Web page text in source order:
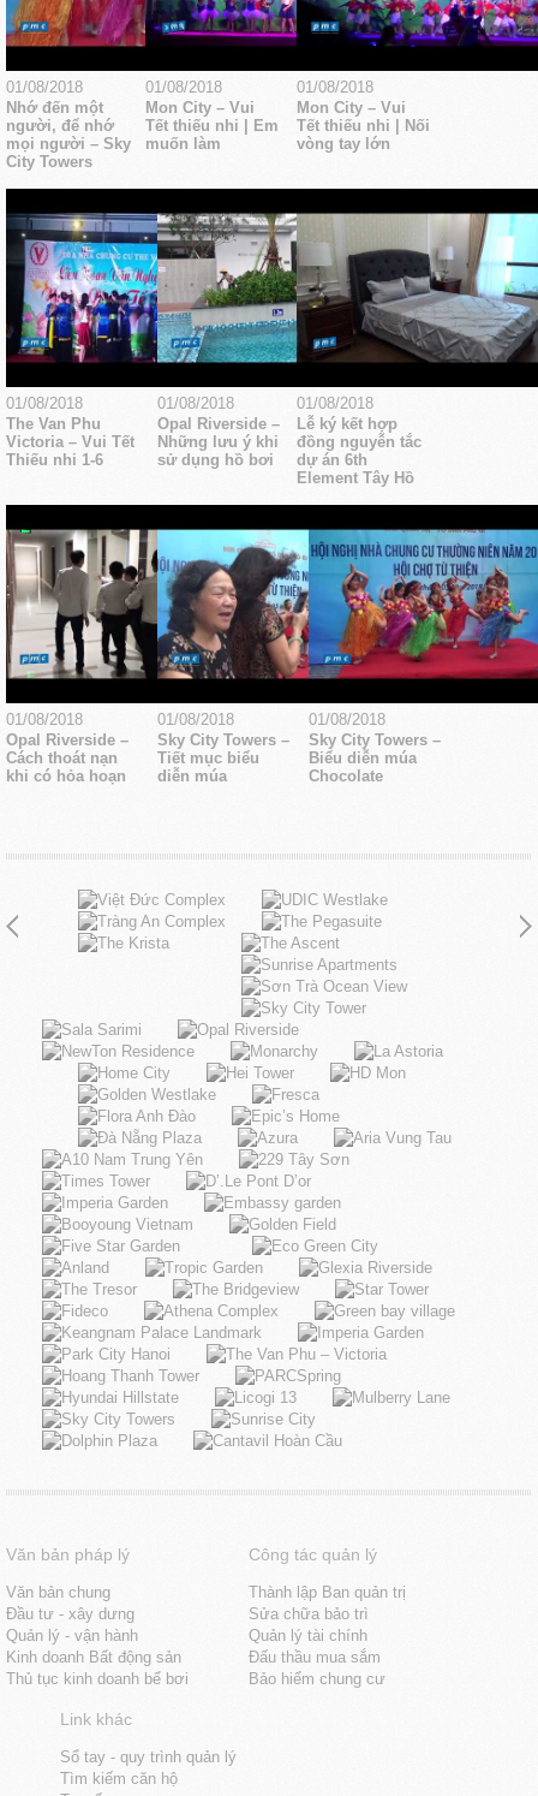
01/08/2018
Nhớ đến một
người, để nhớ
mọi người – Sky
City Towers
01/08/2018
Mon City – Vui
Tết thiếu nhi | Em
muốn làm
01/08/2018
Mon City – Vui
Tết thiếu nhi | Nối
vòng tay lớn
01/08/2018
The Van Phu
Victoria – Vui Tết
Thiếu nhi 1-6
01/08/2018
Opal Riverside –
Những lưu ý khi
sử dụng hồ bơi
01/08/2018
Lễ ký kết hợp
đồng nguyễn tắc
dự án 6th
Element Tây Hồ
01/08/2018
Opal Riverside –
Cách thoát nạn
khi có hỏa hoạn
01/08/2018
Sky City Towers –
Tiết mục biểu
diễn múa
01/08/2018
Sky City Towers –
Biểu diễn múa
Chocolate
Văn bản pháp lý
Văn bản chung
Đầu tư - xây dưng
Quản lý - vận hành
Kinh doanh Bất động sản
Thủ tục kinh doanh bể bơi
Công tác quản lý
Thành lập Ban quản trị
Sửa chữa bảo trì
Quản lý tài chính
Đấu thầu mua sắm
Bảo hiểm chung cư
Link khác
Sổ tay - quy trình quản lý
Tìm kiếm căn hộ